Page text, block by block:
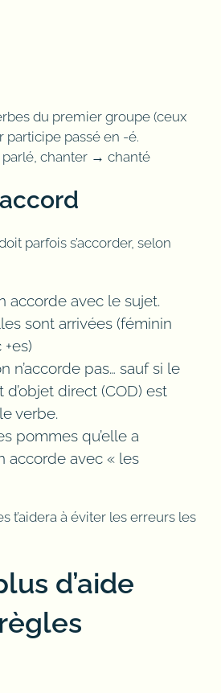
du premier groupe (ceux
passé en -é.
chanter → chanté
parfois s’accorder, selon
accorde avec le sujet.
sont arrivées (féminin
n’accorde pas… sauf si le
direct (COD) est
verbe.
pommes qu’elle a
accorde avec « les
t’aidera à éviter les erreurs les
d’aide